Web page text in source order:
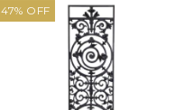
47% OFF